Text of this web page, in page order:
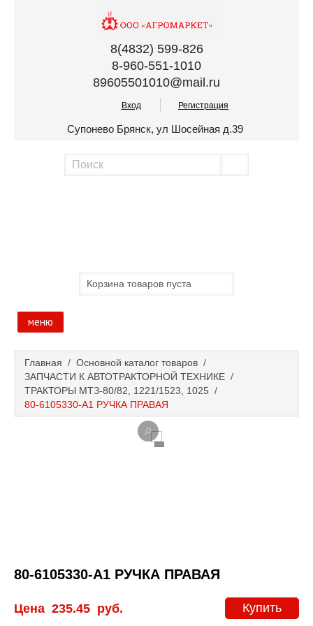
8(4832) 599-826
8-960-551-1010
89605501010@mail.ru
Вход Регистрация
Супонево Брянск, ул Шосейная д.39
Корзина товаров пуста
меню
Основной каталог товаров
Главная / Основной каталог товаров /
ЗАПЧАСТИ К АВТОТРАКТОРНОЙ ТЕХНИКЕ /
ТРАКТОРЫ МТЗ-80/82, 1221/1523, 1025 /
80-6105330-А1 РУЧКА ПРАВАЯ
80-6105330-А1 РУЧКА ПРАВАЯ
Купить
Цена 235.45 руб.